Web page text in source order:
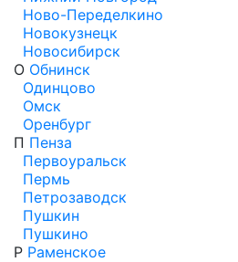
Ново-Переделкино
Новокузнецк
Новосибирск
О Обнинск
Одинцово
Омск
Оренбург
П Пенза
Первоуральск
Пермь
Петрозаводск
Пушкин
Пушкино
Р Раменское